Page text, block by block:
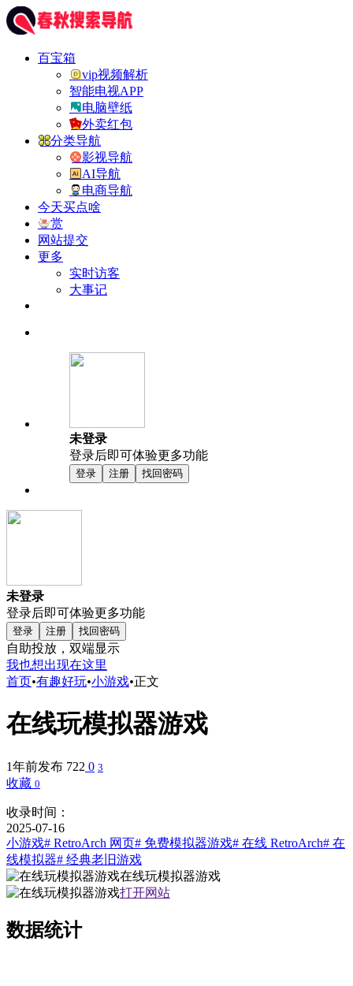
百宝箱
vip视频解析
智能电视APP
电脑壁纸
外卖红包
分类导航
影视导航
AI导航
电商导航
今天买点啥
赏
网站提交
更多
实时访客
大事记
未登录
登录后即可体验更多功能
登录 注册 找回密码
未登录
登录后即可体验更多功能
登录 注册 找回密码
自助投放，双端显示
我也想出现在这里
首页•有趣好玩•小游戏•正文
在线玩模拟器游戏
1年前发布 722 0 3
收藏 0
收录时间：
2025-07-16
小游戏# RetroArch 网页# 免费模拟器游戏# 在线 RetroArch# 在
线模拟器# 经典老旧游戏
在线玩模拟器游戏
打开网站
数据统计